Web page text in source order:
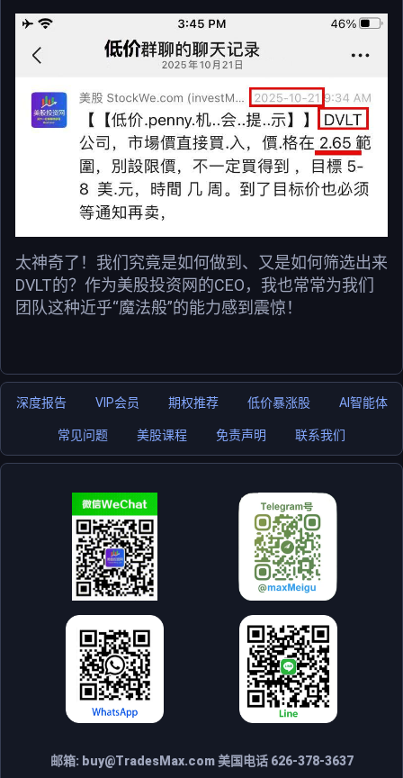
太神奇了！我们究竟是如何做到、又是如何筛选出来
DVLT的？作为美股投资网的CEO，我也常常为我们
团队这种近乎“魔法般”的能力感到震惊！
深度报告 VIP会员 期权推荐 低价暴涨股 AI智能体
常见问题 美股课程 免责声明 联系我们
邮箱: buy@TradesMax.com美国电话 626-378-3637